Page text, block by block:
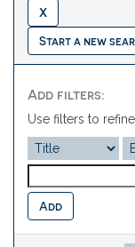
Start a new
Add filters:
Use filters to